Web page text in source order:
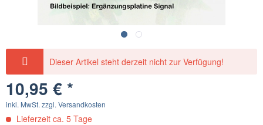
Dieser Artikel steht derzeit nicht zur Verfügung!
10,95 € *
inkl. MwSt. zzgl. Versandkosten
Lieferzeit ca. 5 Tage